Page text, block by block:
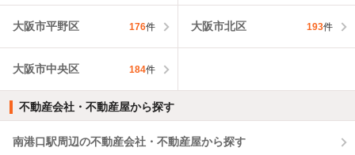
大阪市平野区 176件 大阪市北区 193件
大阪市中央区 184件
不動産会社・不動産屋から探す
南港口駅周辺の不動産会社・不動産屋から探す